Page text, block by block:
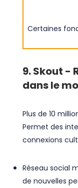
Certaines
9. Skout -
dans le
Plus de 10
Permet des
connexions
Réseau social
de nouvelles